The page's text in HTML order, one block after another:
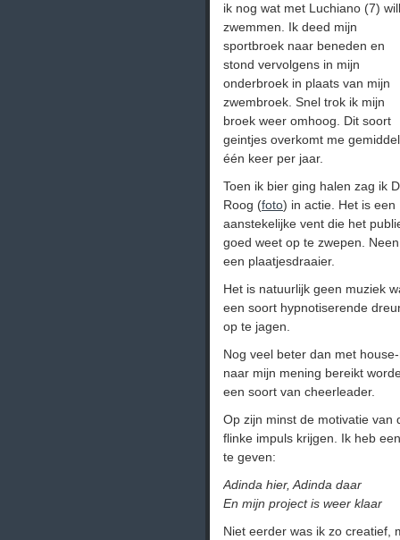
ik nog wat met Luchiano (7)
zwemmen. Ik deed mijn
sportbroek naar beneden en
stond vervolgens in mijn
onderbroek in plaats van mijn
zwembroek. Snel trok ik mijn
broek weer omhoog. Dit soort
geintjes overkomt me
één keer per jaar.
Toen ik bier ging halen zag ik
Roog (foto) in actie. Het is een
aanstekelijke vent die het
goed weet op te zwepen.
een plaatjesdraaier.
Het is natuurlijk geen muziek
een soort hypnotiserende
op te jagen.
Nog veel beter dan met
naar mijn mening bereikt
een soort van cheerleader.
Op zijn minst de motivatie van
flinke impuls krijgen. Ik heb
te geven:
Adinda hier, Adinda daar
En mijn project is weer klaar
Niet eerder was ik zo creatief,